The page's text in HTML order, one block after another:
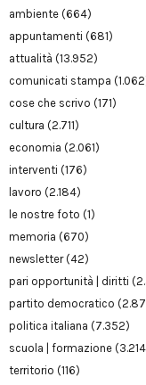
ambiente (664)
appuntamenti (681)
attualità (13.952)
comunicati stampa
cose che scrivo (171)
cultura (2.711)
economia (2.061)
interventi (176)
lavoro (2.184)
le nostre foto (1)
memoria (670)
newsletter(42)
pari opportunità | diritti
partito democratico
politica italiana (7.352)
scuola | formazione
territorio (116)